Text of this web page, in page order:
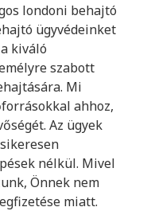
londoni behajtó
ügyvédeinket
kiváló
szabott
Mi
ahhoz,
Az ügyek
nélkül. Mivel
Önnek nem
miatt.